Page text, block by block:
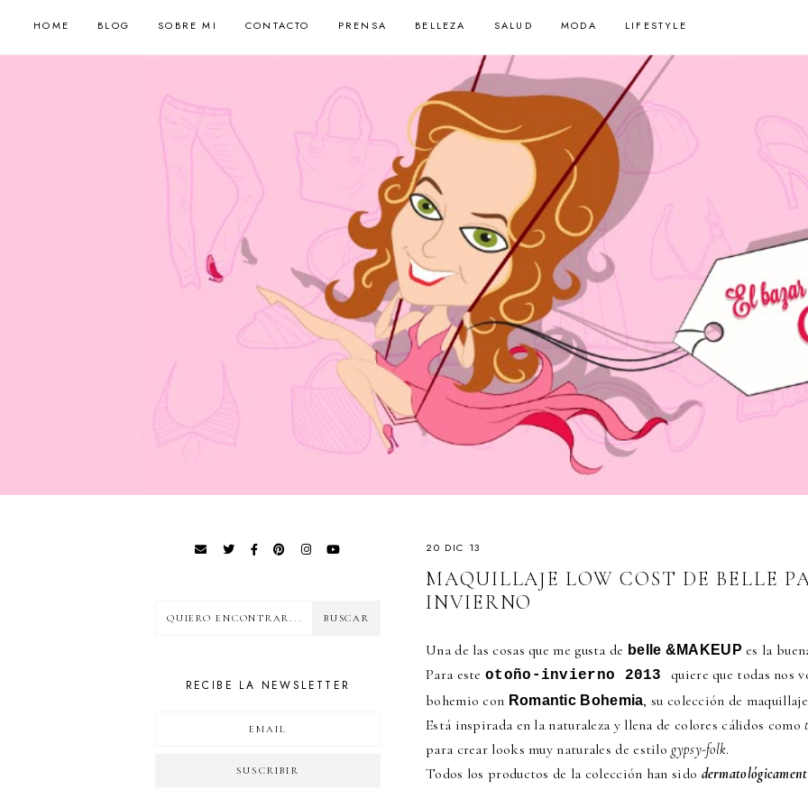
HOME BLOG SOBRE MI CONTACTO PRENSA BELLEZA SALUD MODA LIFESTYLE
20 DIC 13
MAQUILLAJE LOW COST DE BELLE
INVIERNO
Una de las cosas que me gusta de belle &MAKEUP es la
Para este otoño-invierno 2013 quiere que todas nos
bohemio con Romantic Bohemia, su colección de
Está inspirada en la naturaleza y llena de colores cálidos como
para crear looks muy naturales de estilogypsy-folk.
Todos los productos de la colección han sido
RECIBE LA NEWSLETTER